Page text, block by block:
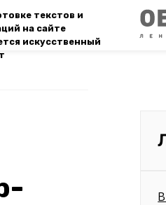
текстов и
на сайте
искусственный